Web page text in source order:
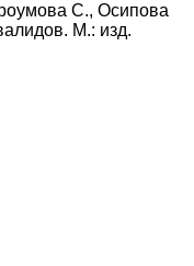
С., Осипова
М.: изд.